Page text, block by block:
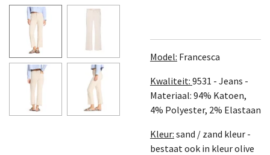
Model: Francesca
Kwaliteit: 9531 - Jeans -
Materiaal: 94% Katoen,
4% Polyester, 2% Elastaan
Kleur: sand / zand kleur -
bestaat ook in kleur olive